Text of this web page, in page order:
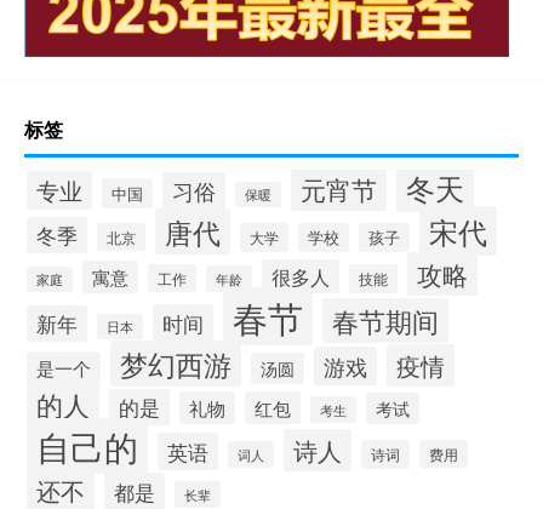
标签
专业 中国 习俗 保暖 元宵节 冬天
冬季 北京 唐代 大学 学校 孩子 宋代
家庭 寓意 工作 年龄 很多人 技能 攻略
新年 日本 时间 春节 春节期间
是一个 梦幻西游 汤圆 游戏 疫情
的人 的是 礼物 红包 考生 考试
自己的 英语 词人 诗人 诗词 费用
还不 都是 长辈